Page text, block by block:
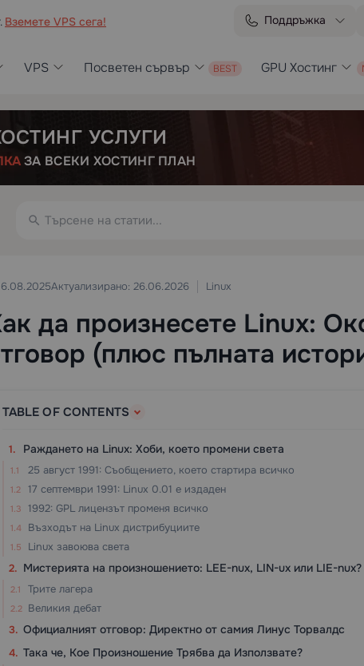
Вземете VPS сега! Поддръжка
VPS Посветен сървър GPU Хостинг
УСЛУГИ
ЗА ВСЕКИ ХОСТИНГ ПЛАН
Актуализирано: 26.06.2026 Linux
да произнесете Linux:
(плюс пълната
TABLE OF CONTENTS
Раждането на Linux: Хоби, което промени света
25 август 1991: Съобщението, което стартира всичко
17 септември 1991: Linux 0.01 е издаден
1992: GPL лицензът променя всичко
Възходът на Linux дистрибуциите
Linux завоюва света
Мистерията на произношението: LEE-nux, LIN-ux или LIE-nux?
Трите лагера
Великия дебат
Официалният отговор: Директно от самия Линус Торвалдс
Така че, Кое Произношение Трябва да Използвате?